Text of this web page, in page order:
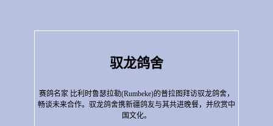
驭龙鸽舍
赛鸽名家 比利时鲁瑟拉勒(Rumbeke)的普拉图拜访驭龙鸽舍，
畅谈未来合作。驭龙鸽舍携新疆鸽友与其共进晚餐，并欣赏中
国文化。